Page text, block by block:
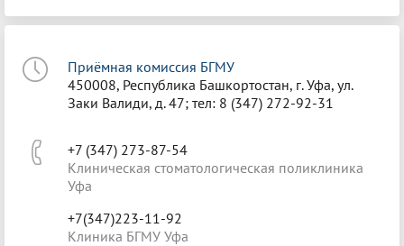
Приёмная комиссия БГМУ
450008, Республика Башкортостан, г. Уфа, ул.
Заки Валиди, д. 47; тел: 8 (347) 272-92-31
+7 (347) 273-87-54
Клиническая стоматологическая поликлиника
Уфа
+7(347)223-11-92
Клиника БГМУ Уфа